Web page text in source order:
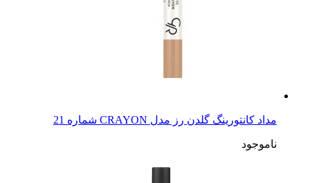
مداد کانتورینگ گلدن رز مدل CRAYON شماره 21
ناموجود